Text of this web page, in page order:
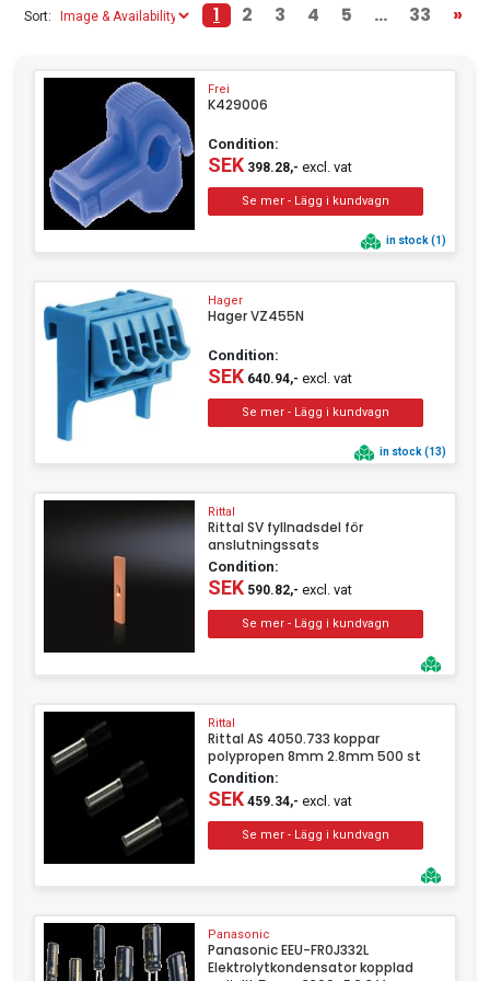
(78)
Lanberg
LogiLink
Nedis
Panasonic (22)
Rittal
(9)
Siemens
Sony
Supermicro
Techly
TechniSat
Power Connector(8)
Screw Terminal(25) Squeeze Connector
Sort: 1 2 3 4 5 ... 33 »
Frei
K429006
Condition:
SEK398.28,- excl. vat
in stock (1)
Hager
Hager VZ455N
Condition:
SEK640.94,- excl. vat
in stock (13)
Rittal
Rittal SV fyllnadsdel för
anslutningssats
Condition:
SEK590.82,- excl. vat
Rittal
Rittal AS 4050.733 koppar
polypropen 8mm 2.8mm 500 st
Condition:
SEK459.34,- excl. vat
Panasonic
Panasonic EEU-FR0J332L
Elektrolytkondensator kopplad